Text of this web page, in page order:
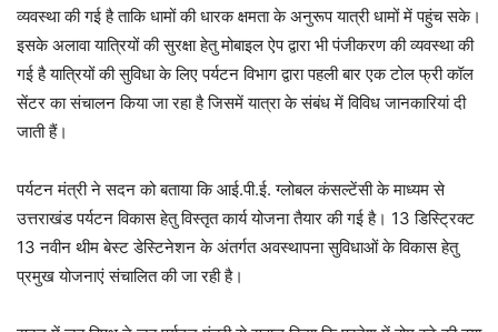
व्यवस्था की गई है ताकि धामों की धारक क्षमता के अनुरूप यात्री धामों में पहुंच सके।
इसके अलावा यात्रियों की सुरक्षा हेतु मोबाइल ऐप द्वारा भी पंजीकरण की व्यवस्था की
गई है यात्रियों की सुविधा के लिए पर्यटन विभाग द्वारा पहली बार एक टोल फ्री कॉल
सेंटर का संचालन किया जा रहा है जिसमें यात्रा के संबंध में विविध जानकारियां दी
जाती हैं।
पर्यटन मंत्री ने सदन को बताया कि आई.पी.ई. ग्लोबल कंसल्टेंसी के माध्यम से
उत्तराखंड पर्यटन विकास हेतु विस्तृत कार्य योजना तैयार की गई है। 13 डिस्ट्रिक्ट
13 नवीन थीम बेस्ट डेस्टिनेशन के अंतर्गत अवस्थापना सुविधाओं के विकास हेतु
प्रमुख योजनाएं संचालित की जा रही है।